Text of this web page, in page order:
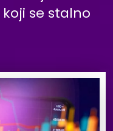
se stalno